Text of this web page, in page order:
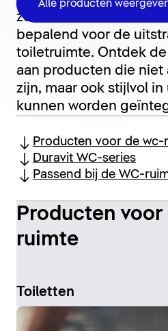
Alle producten
zowel functionaliteit
bepalend voor de
toiletruimte. Ontdek
aan producten die niet
zijn, maar ook stijlvol
kunnen worden
Producten voor de wc-
Duravit WC-series
Passend bij de WC-
Producten voor
ruimte
Toiletten